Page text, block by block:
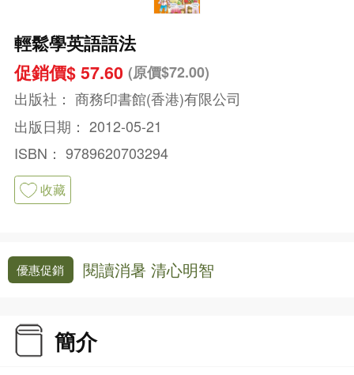
輕鬆學英語語法
促銷價$ 57.60 (原價$72.00)
出版社： 商務印書館(香港)有限公司
出版日期： 2012-05-21
ISBN： 9789620703294
收藏
優惠促銷 閱讀消暑 清心明智
簡介